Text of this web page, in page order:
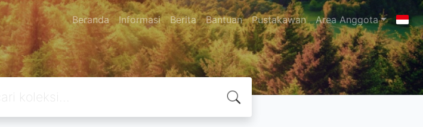
Beranda Informasi Berita Bantuan Pustakawan Area Anggota